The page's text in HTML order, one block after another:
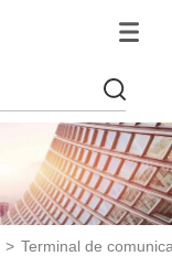
> Terminal de